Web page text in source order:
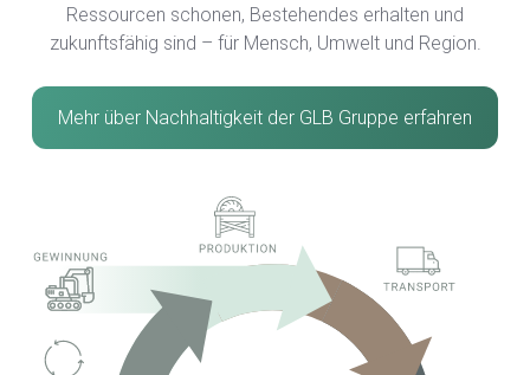
Ressourcen schonen, Bestehendes erhalten und
zukunftsfähig sind – für Mensch, Umwelt und Region.
Mehr über Nachhaltigkeit der GLB Gruppe erfahren